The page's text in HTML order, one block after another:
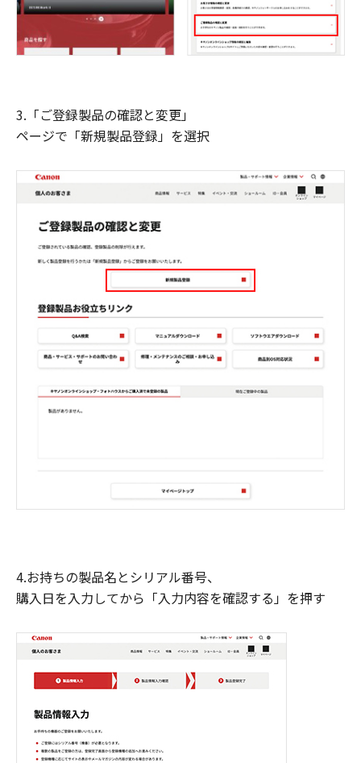
3.「ご登録製品の確認と変更」
ページで「新規製品登録」を選択
4.お持ちの製品名とシリアル番号、
購入日を入力してから「入力内容を確認する」を押す